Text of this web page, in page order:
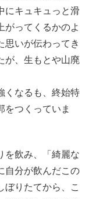
にキュキュっと滑
がってくるかのよ
思いが伝わってき
が、生もとや山廃
くなるも、終始特
をつくっていま
を飲み、「綺麗な
自分が飲んだこの
ぼりたてから、こ